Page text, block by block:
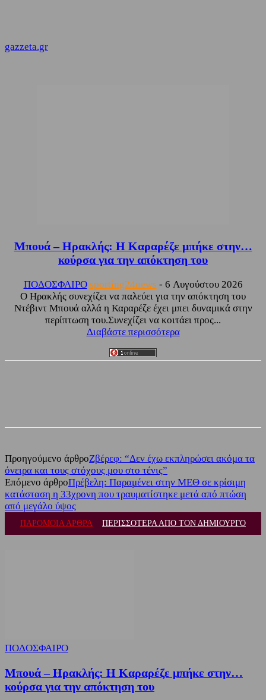
gazzeta.gr
Μπουά – Ηρακλής: Η Καραρέζε μπήκε στην…
κούρσα για την απόκτηση του
ΠΟΔΟΣΦΑΙΡΟ sporting24news - 6 Αυγούστου 2026
Ο Ηρακλής συνεχίζει να παλεύει για την απόκτηση του
Ντέβιντ Μπουά αλλά η Καραρέζε έχει μπει δυναμικά στην
περίπτωση του.Συνεχίζει να κοιτάει προς...
Διαβάστε περισσότερα
Προηγούμενο άρθροΖβέρεφ: “Δεν έχω εκπληρώσει ακόμα τα
όνειρα και τους στόχους μου στο τένις”
Επόμενο άρθροΠρέβελη: Παραμένει στην ΜΕΘ σε κρίσιμη
κατάσταση η 33χρονη που τραυματίστηκε μετά από πτώση
από μεγάλο ύψος
ΠΑΡΟΜΟΙΑ ΑΡΘΡΑ ΠΕΡΙΣΣΟΤΕΡΑ ΑΠΟ ΤΟΝ ΔΗΜΙΟΥΡΓΟ
ΠΟΔΟΣΦΑΙΡΟ
Μπουά – Ηρακλής: Η Καραρέζε μπήκε στην…
κούρσα για την απόκτηση του